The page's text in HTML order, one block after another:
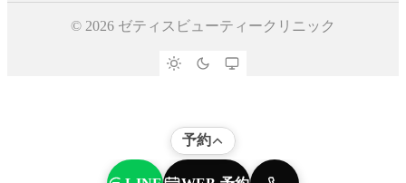
© 2026 ゼティスビューティークリニック
予約